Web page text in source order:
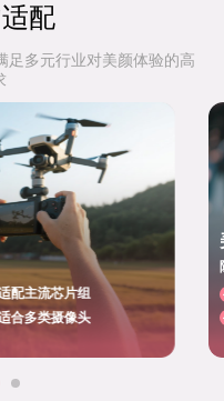
配
足多元行业对美颜体验的高
配主流芯片组
合多类摄像头